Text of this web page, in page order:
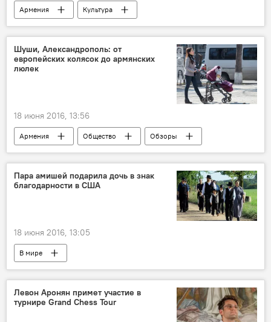
Армения Культура
Шуши, Александрополь: от
европейских колясок до армянских
люлек
18 июня 2016, 13:56
Армения Общество Обзоры
Пара амишей подарила дочь в знак
благодарности в США
18 июня 2016, 13:05
В мире
Левон Аронян примет участие в
турнире Grand Chess Tour